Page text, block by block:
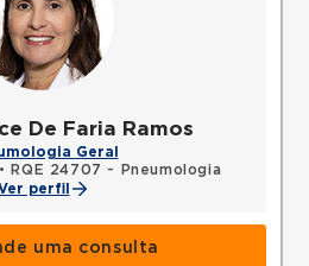
De Faria Ramos
Geral
•
RQE 24707 - Pneumologia
perfil
uma consulta